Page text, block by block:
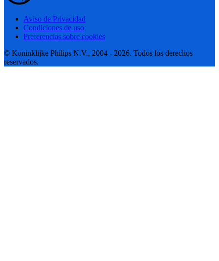
Aviso de Privacidad
Condiciones de uso
Preferencias sobre cookies
© Koninklijke Philips N.V., 2004 - 2026. Todos los derechos
reservados.